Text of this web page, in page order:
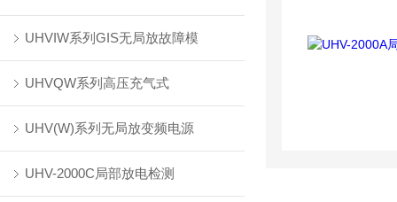
UHVIW系列GIS无局放故障模
UHVQW系列高压充气式
UHV(W)系列无局放变频电源
UHV-2000C局部放电检测